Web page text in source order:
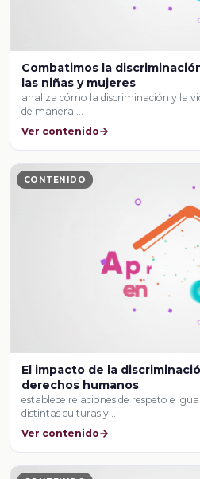
Combatimos la
las niñas y mujeres
analiza cómo la discriminación y la
de manera …
Ver contenido
CONTENIDO
El impacto de la
derechos humanos
establece relaciones de respeto e
distintas culturas y …
Ver contenido